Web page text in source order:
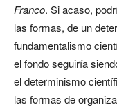
Franco. Si acaso,
las formas, de un
fundamentalismo
el fondo seguiría
el determinismo
las formas de